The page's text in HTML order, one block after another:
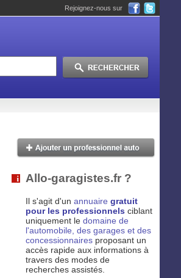
Rejoignez-nous sur
Allo-garagistes.fr ?
Il s'agit d'un annuaire gratuit
pour les professionnels ciblant
uniquement le domaine de
l'automobile, des garages et des
concessionnaires proposant un
accès rapide aux informations à
travers des modes de
recherches assistés.